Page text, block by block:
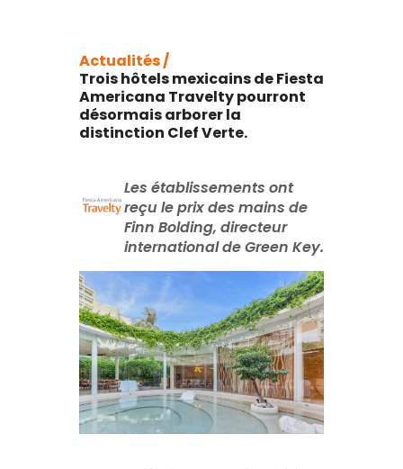
Actualités /
Trois hôtels mexicains de Fiesta
Americana Travelty pourront
désormais arborer la
distinction Clef Verte.
Les établissements ont
reçu le prix des mains de
Finn Bolding, directeur
international de Green Key.